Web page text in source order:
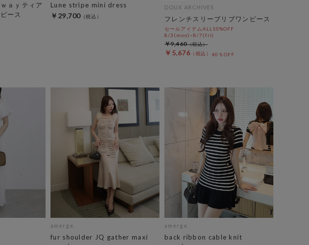
ａｙティア
ース
Lune stripe mini dress
￥29,700
DOUX ARCHIVES
フレンチスリーブリブワンピース
セールアイテムALL10%OFF
8/3(mon)~8/7(fri)
￥5,676 40％OFF
￥9,460
amerge.
fur shoulder JQ gather maxi
amerge.
back ribbon cable knit